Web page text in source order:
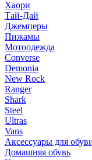
Хаори
Тай-Дай
Джемперы
Пижамы
Мотоодежда
Converse
Demonia
New Rock
Ranger
Shark
Steel
Ultras
Vans
Аксессуары для
Домашняя обувь